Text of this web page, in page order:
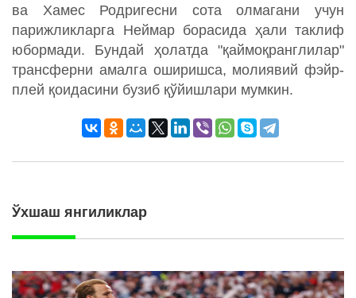
ва Хамес Родригесни сота олмагани учун
парижликларга Неймар борасида ҳали таклиф
юбормади. Бундай ҳолатда "қаймоқранглилар"
трансферни амалга оширишса, молиявий фэйр-
плей қоидасини бузиб қўйишлари мумкин.
Ўхшаш янгиликлар